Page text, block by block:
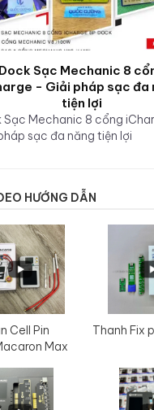
Dock Sạc Mechanic 8
- Giải pháp sạc đa
tiện lợi
Sạc Mechanic 8 cổng
sạc đa năng tiện lợi
HƯỚNG DẪN
Cell Pin
Max
Thanh Fix